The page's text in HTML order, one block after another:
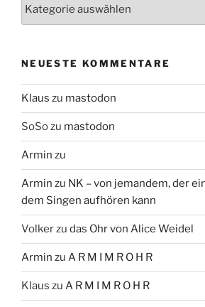
NEUESTE KOMMENTARE
Klaus zu mastodon
SoSozu mastodon
Armin zu
Armin zu NK – von jemandem, der
dem Singen aufhören kann
Volkerzu das Ohr von Alice Weidel
Armin zu A R M I M R O H R
Klaus zu A R M I M R O H R